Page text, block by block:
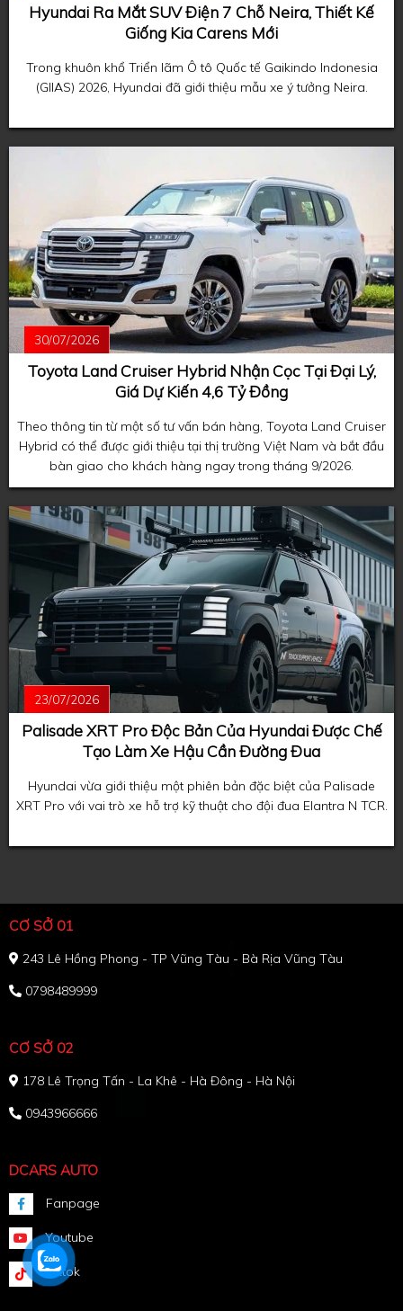
Hyundai Ra Mắt SUV Điện 7 Chỗ Neira, Thiết Kế
Giống Kia Carens Mới
Trong khuôn khổ Triển lãm Ô tô Quốc tế Gaikindo Indonesia
(GIIAS) 2026, Hyundai đã giới thiệu mẫu xe ý tưởng Neira.
30/07/2026
Toyota Land Cruiser Hybrid Nhận Cọc Tại Đại Lý,
Giá Dự Kiến 4,6 Tỷ Đồng
Theo thông tin từ một số tư vấn bán hàng, Toyota Land Cruiser
Hybrid có thể được giới thiệu tại thị trường Việt Nam và bắt đầu
bàn giao cho khách hàng ngay trong tháng 9/2026.
23/07/2026
Palisade XRT Pro Độc Bản Của Hyundai Được Chế
Tạo Làm Xe Hậu Cần Đường Đua
Hyundai vừa giới thiệu một phiên bản đặc biệt của Palisade
XRT Pro với vai trò xe hỗ trợ kỹ thuật cho đội đua Elantra N TCR.
CƠ SỞ 01
243 Lê Hồng Phong - TP Vũng Tàu - Bà Rịa Vũng Tàu
0798489999
CƠ SỞ 02
178 Lê Trọng Tấn - La Khê - Hà Đông - Hà Nội
0943966666
DCARS AUTO
Fanpage
Youtube
Tiktok